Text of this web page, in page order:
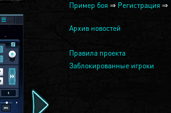
Пример боя ⇒ Регистрация ⇒
Архив новостей
Правила проекта
Заблокированные игроки